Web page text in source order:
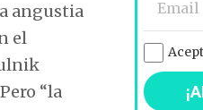
angustia
el
“la